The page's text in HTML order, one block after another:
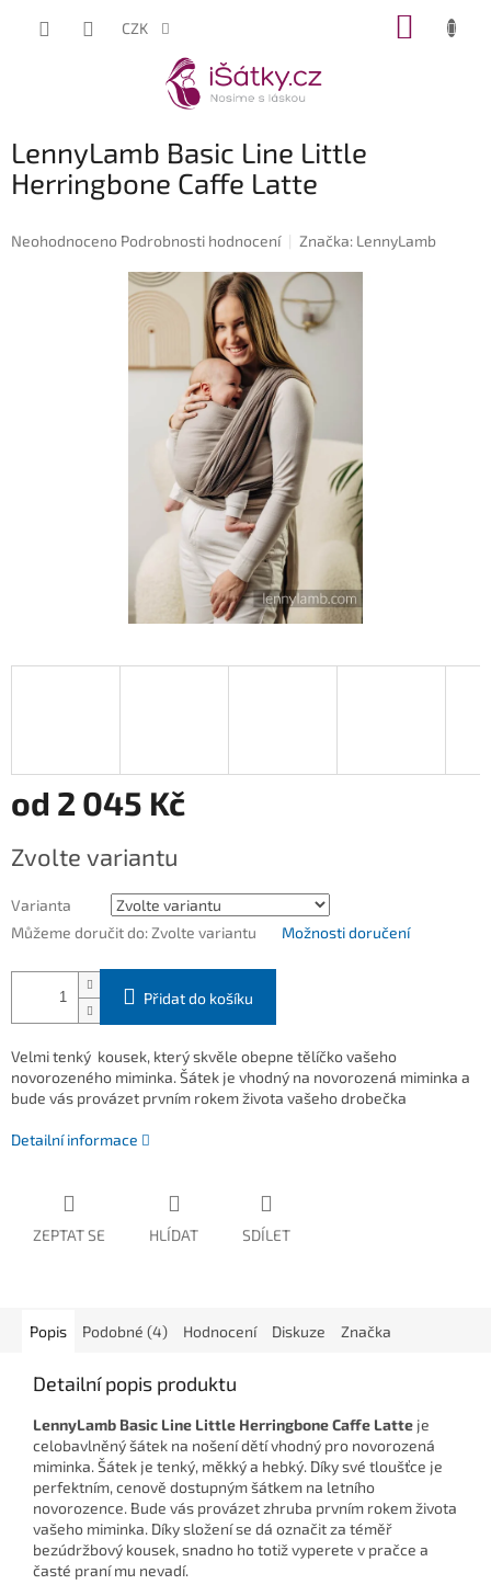
CZK
LennyLamb Basic Line Little
Herringbone Caffe Latte
Průměrné
Neohodnoceno Podrobnosti hodnocení Značka: LennyLamb
od 2 045 Kč
cena:
Zvolte variantu
Varianta
Můžeme doručit do: Zvolte variantu Možnosti doručení
Přidat do košíku
Velmi tenký kousek, který skvěle obepne tělíčko vašeho
novorozeného miminka. Šátek je vhodný na novorozená miminka a
bude vás provázet prvním rokem života vašeho drobečka
Detailní informace
ZEPTAT SE HLÍDAT SDÍLET
Popis Podobné (4) Hodnocení Diskuze Značka
Detailní popis produktu
LennyLamb Basic Line Little Herringbone Caffe Latte je
celobavlněný šátek na nošení dětí vhodný pro novorozená
miminka. Šátek je tenký, měkký a hebký. Díky své tloušťce je
perfektním, cenově dostupným šátkem na letního
novorozence. Bude vás provázet zhruba prvním rokem života
vašeho miminka. Díky složení se dá označit za téměř
bezúdržbový kousek, snadno ho totiž vyperete v pračce a
časté praní mu nevadí.